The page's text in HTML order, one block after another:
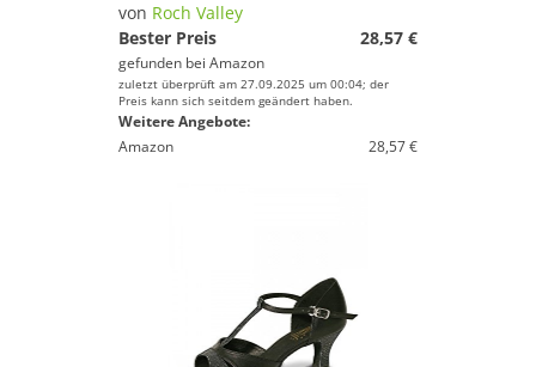
von Roch Valley
Bester Preis
28,57 €
gefunden bei Amazon
zuletzt überprüft am 27.09.2025 um 00:04; der
Preis kann sich seitdem geändert haben.
Weitere Angebote:
Amazon
28,57 €